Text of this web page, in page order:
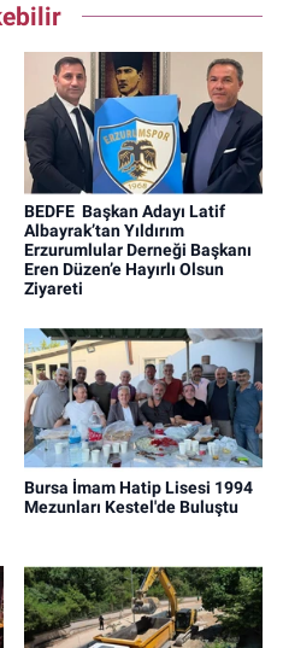
BEDFE Başkan Adayı Latif
Albayrak’tan Yıldırım
Erzurumlular Derneği Başkanı
Eren Düzen’e Hayırlı Olsun
Ziyareti
Bursa İmam Hatip Lisesi 1994
Mezunları Kestel'de Buluştu